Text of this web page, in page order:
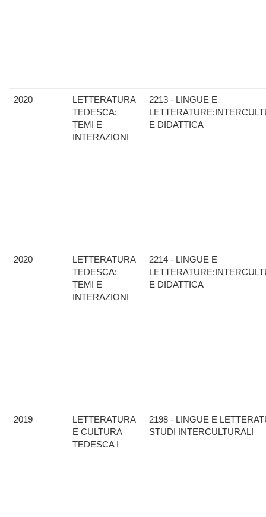
2020
LETTERATURA
TEDESCA:
TEMI E
INTERAZIONI
2213 - LINGUE E
E DIDATTICA
2020
LETTERATURA
TEDESCA:
TEMI E
INTERAZIONI
2214 - LINGUE E
E DIDATTICA
2019
LETTERATURA
E CULTURA
TEDESCA I
2198 - LINGUE E
STUDI INTERCULTURALI